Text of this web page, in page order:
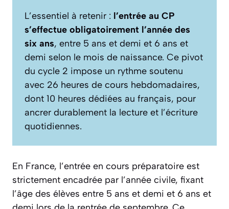
L’essentiel à retenir : l’entrée au CP
s’effectue obligatoirement l’année des
six ans, entre 5 ans et demi et 6 ans et
demi selon le mois de naissance. Ce pivot
du cycle 2 impose un rythme soutenu
avec 26 heures de cours hebdomadaires,
dont 10 heures dédiées au français, pour
ancrer durablement la lecture et l’écriture
quotidiennes.
En France, l’entrée en cours préparatoire est
strictement encadrée par l’année civile, fixant
l’âge des élèves entre 5 ans et demi et 6 ans et